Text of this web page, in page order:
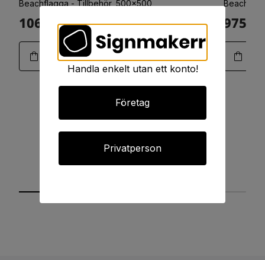
Beachflagga - Tillbehör, 500x500
1063:- Art.11-0188 975:-
Handla enkelt utan ett konto!
Företag
Privatperson